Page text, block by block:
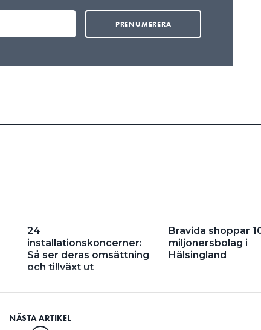
24
installationskoncerner:
Så ser deras omsättning
och tillväxt ut
Bravida shoppar
miljonersbolag i
Hälsingland